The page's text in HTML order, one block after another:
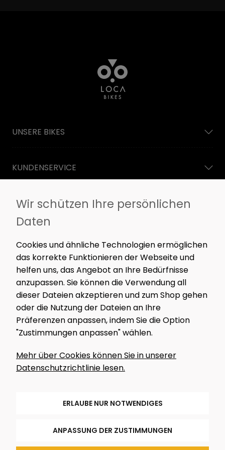
UNSERE BIKES
KUNDENSERVICE
INFORMATIONEN
Nur das Wesentliche. Kein Spam – nur spannende
Inhalte, Werkstatt-News und exklusive Angebote.
MELDE MICH AN!
Wir schützen Ihre persönlichen
Daten
Cookies und ähnliche Technologien ermöglichen
das korrekte Funktionieren der Webseite und
helfen uns, das Angebot an Ihre Bedürfnisse
anzupassen. Sie können die Verwendung all
dieser Dateien akzeptieren und zum Shop gehen
oder die Nutzung der Dateien an Ihre
Präferenzen anpassen, indem Sie die Option
"Zustimmungen anpassen" wählen.
Mehr über Cookies können Sie in unserer
Datenschutzrichtlinie lesen.
ERLAUBE NUR NOTWENDIGES
ANPASSUNG DER ZUSTIMMUNGEN